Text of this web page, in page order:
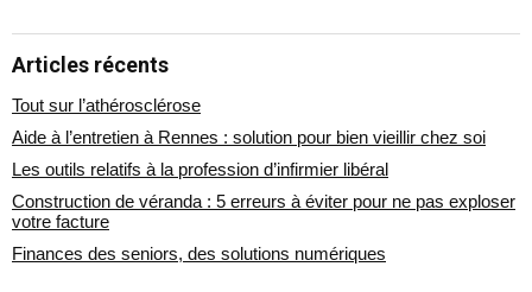
Articles récents
Tout sur l’athérosclérose
Aide à l’entretien à Rennes : solution pour bien vieillir chez soi
Les outils relatifs à la profession d’infirmier libéral
Construction de véranda : 5 erreurs à éviter pour ne pas exploser
votre facture
Finances des seniors, des solutions numériques